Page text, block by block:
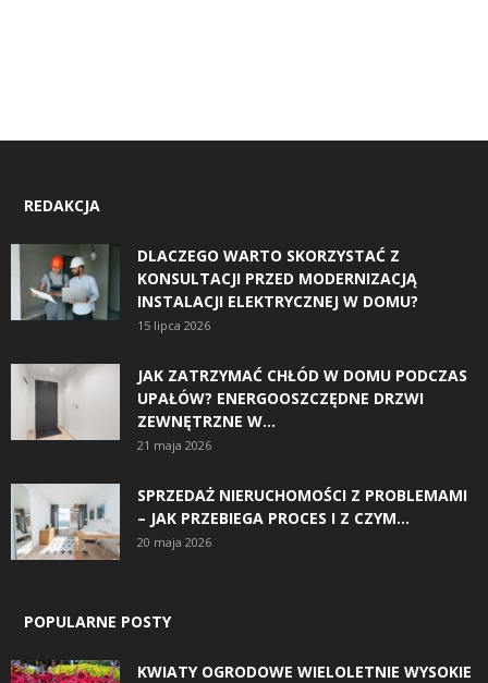
REDAKCJA
DLACZEGO WARTO SKORZYSTAĆ Z
KONSULTACJI PRZED MODERNIZACJĄ
INSTALACJI ELEKTRYCZNEJ W DOMU?
15 lipca 2026
JAK ZATRZYMAĆ CHŁÓD W DOMU PODCZAS
UPAŁÓW? ENERGOOSZCZĘDNE DRZWI
ZEWNĘTRZNE W...
21 maja 2026
SPRZEDAŻ NIERUCHOMOŚCI Z PROBLEMAMI
– JAK PRZEBIEGA PROCES I Z CZYM...
20 maja 2026
POPULARNE POSTY
KWIATY OGRODOWE WIELOLETNIE WYSOKIE